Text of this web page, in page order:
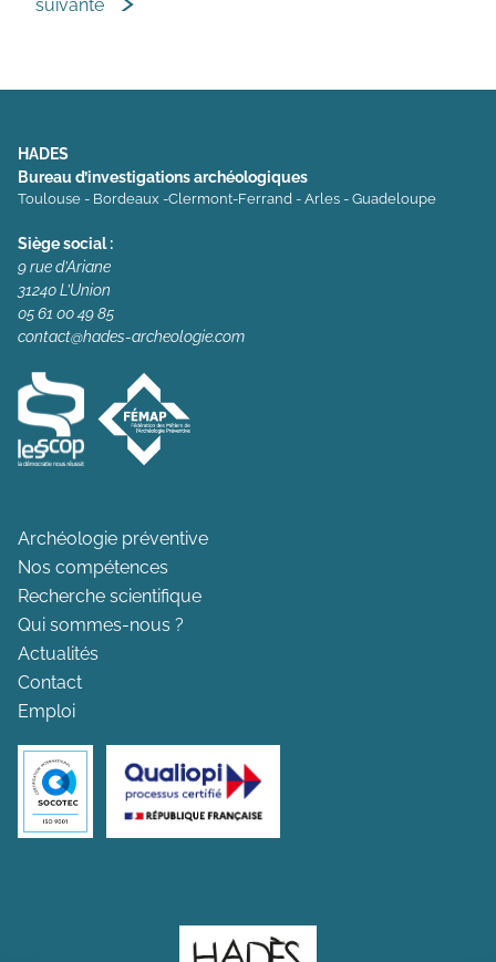
suivante
HADES
Bureau d’investigations archéologiques
Toulouse - Bordeaux -Clermont-Ferrand - Arles - Guadeloupe
Siège social :
9 rue d’Ariane
31240 L’Union
05 61 00 49 85
contact@hades-archeologie.com
Archéologie préventive
Nos compétences
Recherche scientifique
Qui sommes-nous ?
Actualités
Contact
Emploi